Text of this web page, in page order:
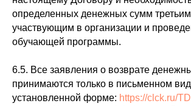
определенных денежных сумм
участвующим в организации и
обучающей программы.
6.5. Все заявления о возврате
принимаются только в письменном
установленной форме: https://clck.ru/